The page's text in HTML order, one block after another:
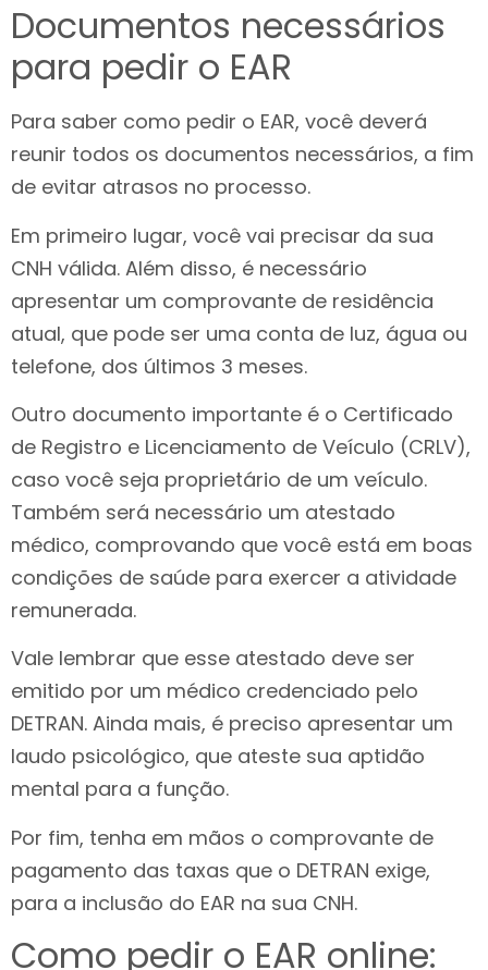
Documentos necessários
para pedir o EAR
Para saber como pedir o EAR, você deverá
reunir todos os documentos necessários, a fim
de evitar atrasos no processo.
Em primeiro lugar, você vai precisar da sua
CNH válida. Além disso, é necessário
apresentar um comprovante de residência
atual, que pode ser uma conta de luz, água ou
telefone, dos últimos 3 meses.
Outro documento importante é o Certificado
de Registro e Licenciamento de Veículo (CRLV),
caso você seja proprietário de um veículo.
Também será necessário um atestado
médico, comprovando que você está em boas
condições de saúde para exercer a atividade
remunerada.
Vale lembrar que esse atestado deve ser
emitido por um médico credenciado pelo
DETRAN. Ainda mais, é preciso apresentar um
laudo psicológico, que ateste sua aptidão
mental para a função.
Por fim, tenha em mãos o comprovante de
pagamento das taxas que o DETRAN exige,
para a inclusão do EAR na sua CNH.
Como pedir o EAR online: